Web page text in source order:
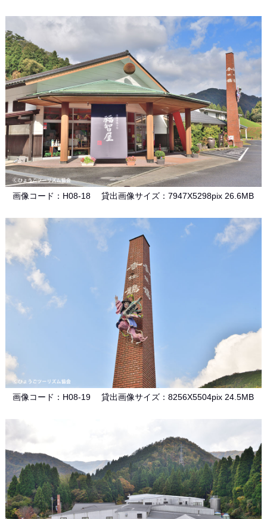
画像コード：H08-18 貸出画像サイズ：7947X5298pix 26.6MB
画像コード：H08-19 貸出画像サイズ：8256X5504pix 24.5MB